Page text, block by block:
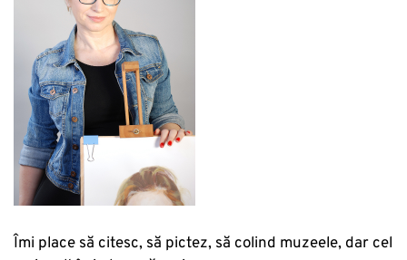
Îmi place să citesc, să pictez, să colind muzeele, dar cel